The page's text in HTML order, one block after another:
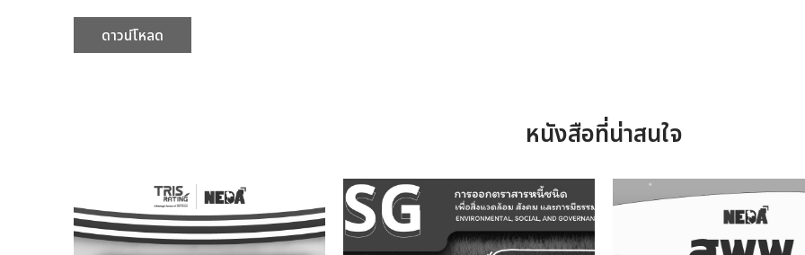
ดาวน์โหลด
หนังสือที่น่าสนใจ